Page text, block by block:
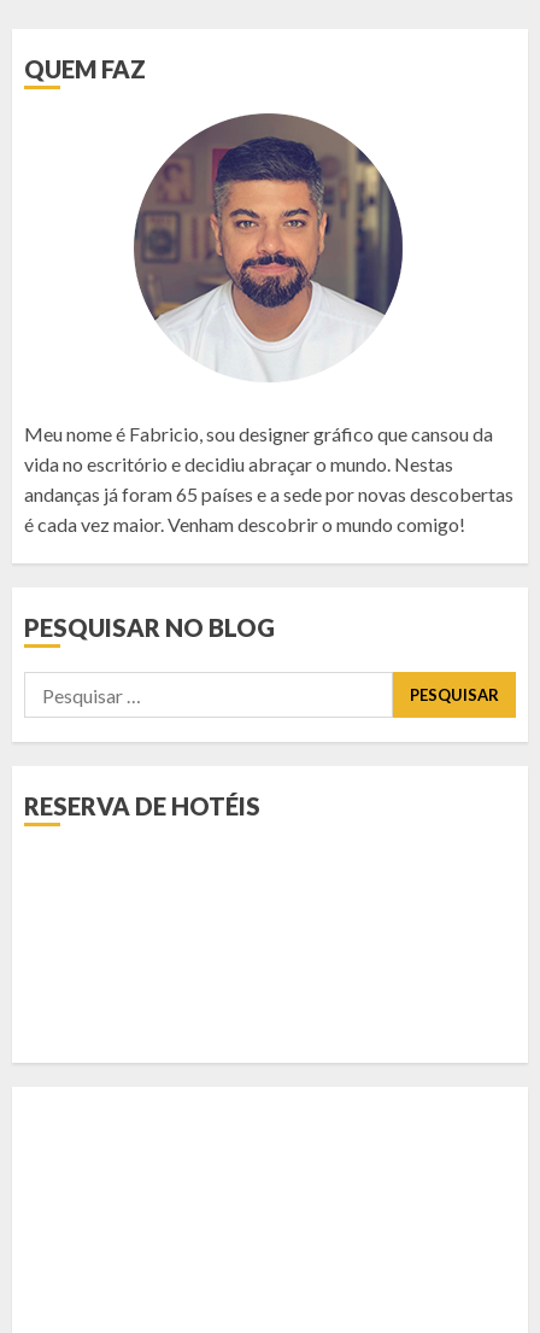
QUEM FAZ
Meu nome é Fabricio, sou designer gráfico que cansou da
vida no escritório e decidiu abraçar o mundo. Nestas
andanças já foram 65 países e a sede por novas descobertas
é cada vez maior. Venham descobrir o mundo comigo!
PESQUISAR NO BLOG
Pesquisar
por:
RESERVA DE HOTÉIS